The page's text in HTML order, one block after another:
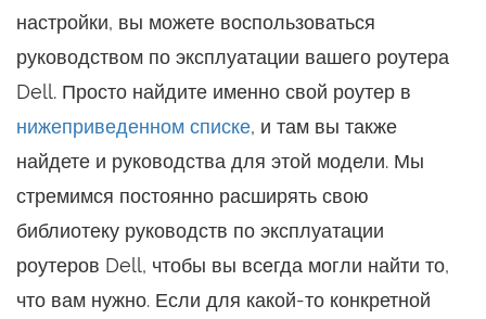
настройки, вы можете воспользоваться
руководством по эксплуатации вашего роутера
Dell. Просто найдите именно свой роутер в
нижеприведенном списке, и там вы также
найдете и руководства для этой модели. Мы
стремимся постоянно расширять свою
библиотеку руководств по эксплуатации
роутеров Dell, чтобы вы всегда могли найти то,
что вам нужно. Если для какой-то конкретной